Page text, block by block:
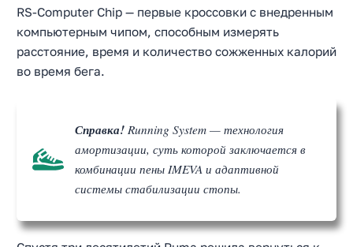
RS-Computer Chip — первые кроссовки с внедренным
компьютерным чипом, способным измерять
расстояние, время и количество сожженных калорий
во время бега.
Справка! Running System — технология
амортизации, суть которой заключается в
комбинации пены IMEVA и адаптивной
системы стабилизации стопы.